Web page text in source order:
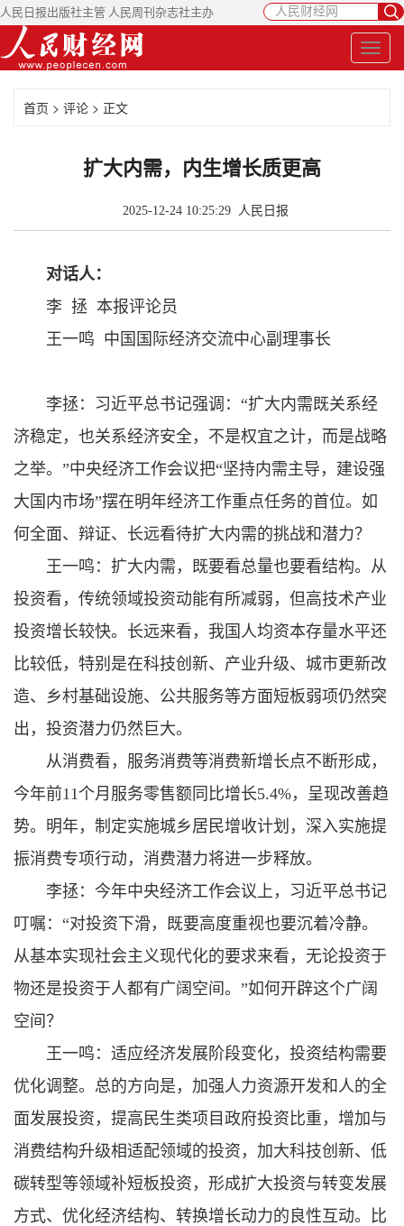
人民日报出版社主管 人民周刊杂志社主办
首页 > 评论 > 正文
扩大内需，内生增长质更高
2025-12-24 10:25:29 人民日报
对话人：
李 拯 本报评论员
王一鸣 中国国际经济交流中心副理事长
李拯：习近平总书记强调：“扩大内需既关系经
济稳定，也关系经济安全，不是权宜之计，而是战略
之举。”中央经济工作会议把“坚持内需主导，建设强
大国内市场”摆在明年经济工作重点任务的首位。如
何全面、辩证、长远看待扩大内需的挑战和潜力？
王一鸣：扩大内需，既要看总量也要看结构。从
投资看，传统领域投资动能有所减弱，但高技术产业
投资增长较快。长远来看，我国人均资本存量水平还
比较低，特别是在科技创新、产业升级、城市更新改
造、乡村基础设施、公共服务等方面短板弱项仍然突
出，投资潜力仍然巨大。
从消费看，服务消费等消费新增长点不断形成，
今年前11个月服务零售额同比增长5.4%，呈现改善趋
势。明年，制定实施城乡居民增收计划，深入实施提
振消费专项行动，消费潜力将进一步释放。
李拯：今年中央经济工作会议上，习近平总书记
叮嘱：“对投资下滑，既要高度重视也要沉着冷静。
从基本实现社会主义现代化的要求来看，无论投资于
物还是投资于人都有广阔空间。”如何开辟这个广阔
空间？
王一鸣：适应经济发展阶段变化，投资结构需要
优化调整。总的方向是，加强人力资源开发和人的全
面发展投资，提高民生类项目政府投资比重，增加与
消费结构升级相适配领域的投资，加大科技创新、低
碳转型等领域补短板投资，形成扩大投资与转变发展
方式、优化经济结构、转换增长动力的良性互动。比